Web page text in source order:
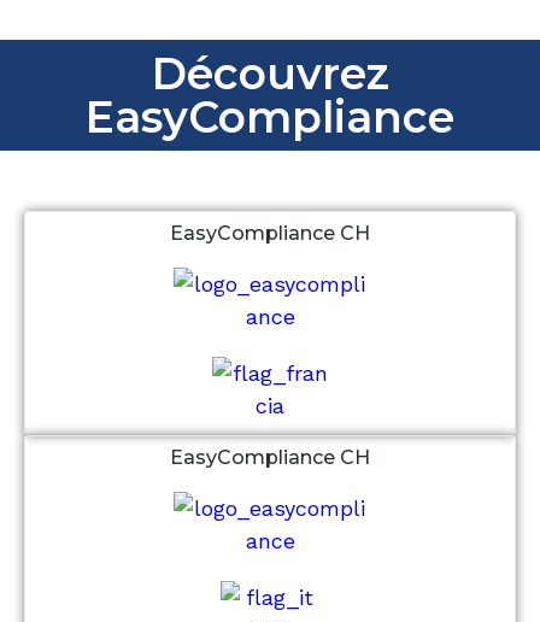
Découvrez
EasyCompliance
EasyCompliance CH
EasyCompliance CH